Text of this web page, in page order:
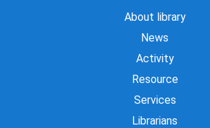
About library
News
Activity
Resource
Services
Librarians